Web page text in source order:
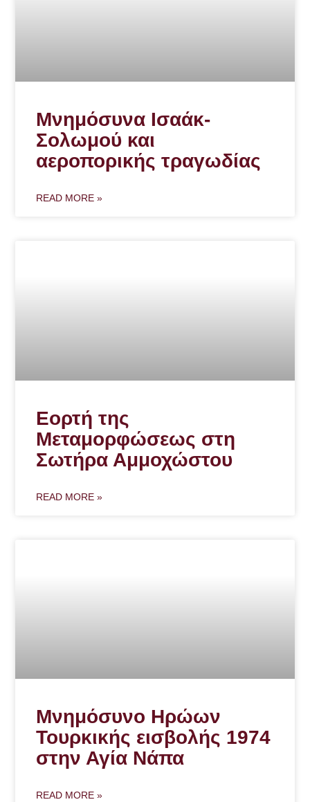
Μνημόσυνα Ισαάκ-
Σολωμού και
αεροπορικής τραγωδίας
READ MORE »
Εορτή της
Μεταμορφώσεως στη
Σωτήρα Αμμοχώστου
READ MORE »
Μνημόσυνο Ηρώων
Τουρκικής εισβολής 1974
στην Αγία Νάπα
READ MORE »